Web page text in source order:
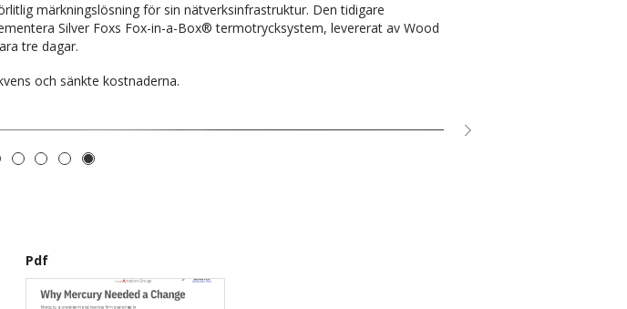
märkningslösning för sin nätverksinfrastruktur. Den tidigare
Silver Foxs Fox-in-a-Box® termotrycksystem, levererat av Wood
tre dagar.
och sänkte kostnaderna.
3 4 5 6
Pdf